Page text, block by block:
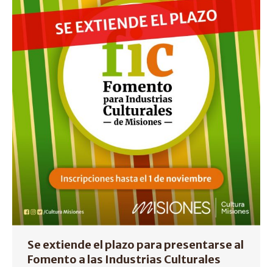
Se extiende el plazo para presentarse al
Fomento a las Industrias Culturales